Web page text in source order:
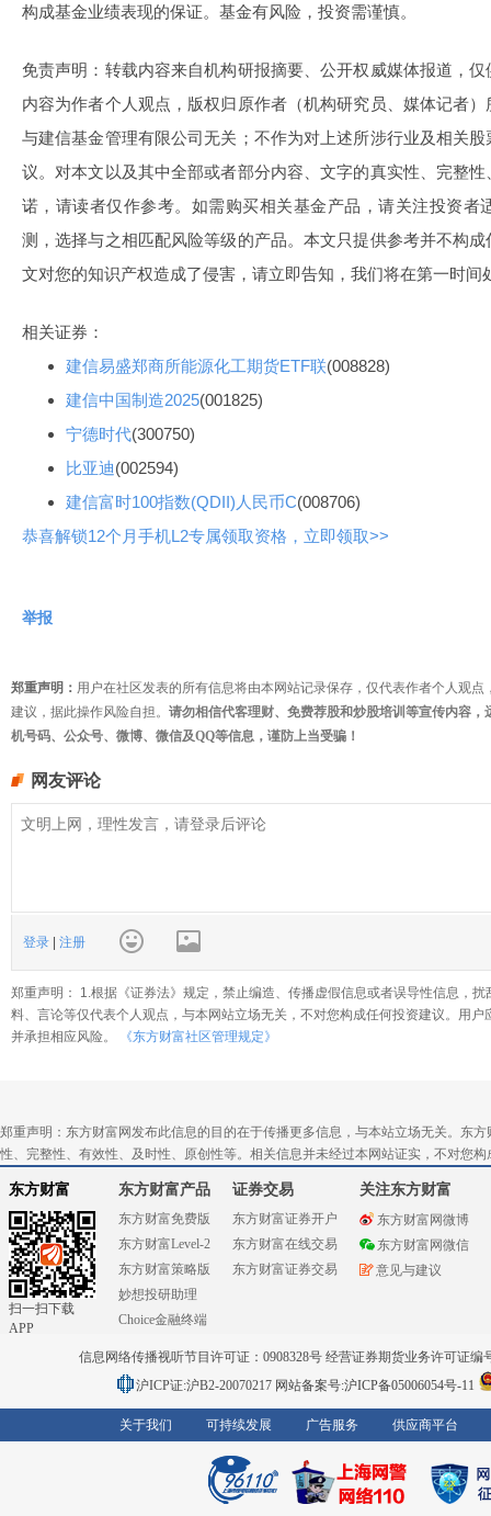
构成基金业绩表现的保证。基金有风险，投资需谨慎。
免责声明：转载内容来自机构研报摘要、公开权威媒体报道，
内容为作者个人观点，版权归原作者（机构研究员、媒体记者
与建信基金管理有限公司无关；不作为对上述所涉行业及相关
议。对本文以及其中全部或者部分内容、文字的真实性、完整
诺，请读者仅作参考。如需购买相关基金产品，请关注投资者
测，选择与之相匹配风险等级的产品。本文只提供参考并不构
文对您的知识产权造成了侵害，请立即告知，我们将在第一时间
相关证券：
建信易盛郑商所能源化工期货ETF联(008828)
建信中国制造2025(001825)
宁德时代(300750)
比亚迪(002594)
建信富时100指数(QDII)人民币C(008706)
恭喜解锁12个月手机L2专属领取资格，立即领取>>
举报
郑重声明： 用户在社区发表的所有信息将由本网站记录保存，仅代表作者个人观
建议，据此操作风险自担。 请勿相信代客理财、免费荐股和炒股培训等宣传内容
机号码、公众号、微博、微信及QQ等信息，谨防上当受骗！
网友评论
登录 注册
郑重声明： 1.根据《证券法》规定，禁止编造、传播虚假信息或者误导性信息，
料、言论等仅代表个人观点，与本网站立场无关，不对您构成任何投资建议。用
并承担相应风险。
《东方财富社区管理规定》
郑重声明：东方财富网发布此信息的目的在于传播更多信息，与本站立场无关。东
性、完整性、有效性、及时性、原创性等。相关信息并未经过本网站证实，不对您
东方财富
扫一扫下载
APP
东方财富产品
东方财富免费版
东方财富Level-2
东方财富策略版
妙想投研助理
Choice金融终端
证券交易
东方财富证券开户
东方财富在线交易
东方财富证券交易
关注东方财富
东方财富网微博
东方财富网微信
意见与建议
信息网络传播视听节目许可证：0908328号 经营证券期货业务许可证编
沪ICP证:沪B2-20070217 网站备案号:沪ICP备05006054号-11
关于我们 可持续发展 广告服务 供应商平台